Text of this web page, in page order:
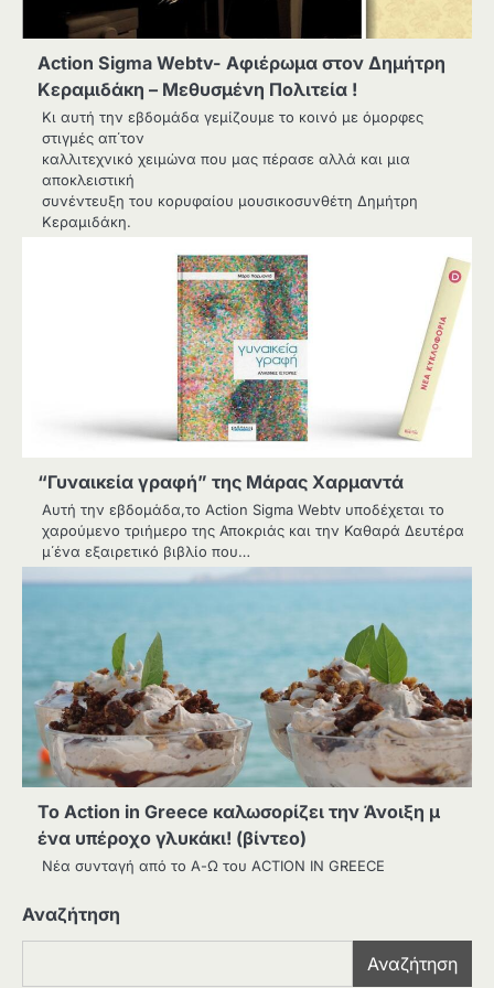
Action Sigma Webtv- Αφιέρωμα στον Δημήτρη
Κεραμιδάκη – Μεθυσμένη Πολιτεία !
Κι αυτή την εβδομάδα γεμίζουμε το κοινό με όμορφες
στιγμές απ΄τον
καλλιτεχνικό χειμώνα που μας πέρασε αλλά και μια
αποκλειστική
συνέντευξη του κορυφαίου μουσικοσυνθέτη Δημήτρη
Κεραμιδάκη.
“Γυναικεία γραφή” της Μάρας Χαρμαντά
Αυτή την εβδομάδα,το Action Sigma Webtv υποδέχεται το
χαρούμενο τριήμερο της Αποκριάς και την Καθαρά Δευτέρα
μ΄ένα εξαιρετικό βιβλίο που…
Το Action in Greece καλωσορίζει την Άνοιξη μ
ένα υπέροχο γλυκάκι! (βίντεο)
Νέα συνταγή από το Α-Ω του ACTION IN GREECE
Αναζήτηση
Αναζήτηση